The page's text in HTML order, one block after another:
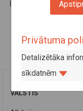
pārvadājumiem ar
VALSTIS
Privātuma
Detalizētāka
sīkdatnēm